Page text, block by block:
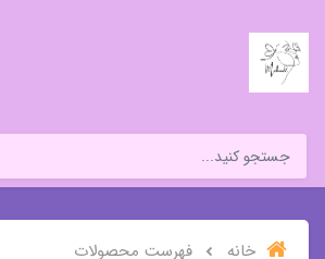
خانه
فهرست محصولات